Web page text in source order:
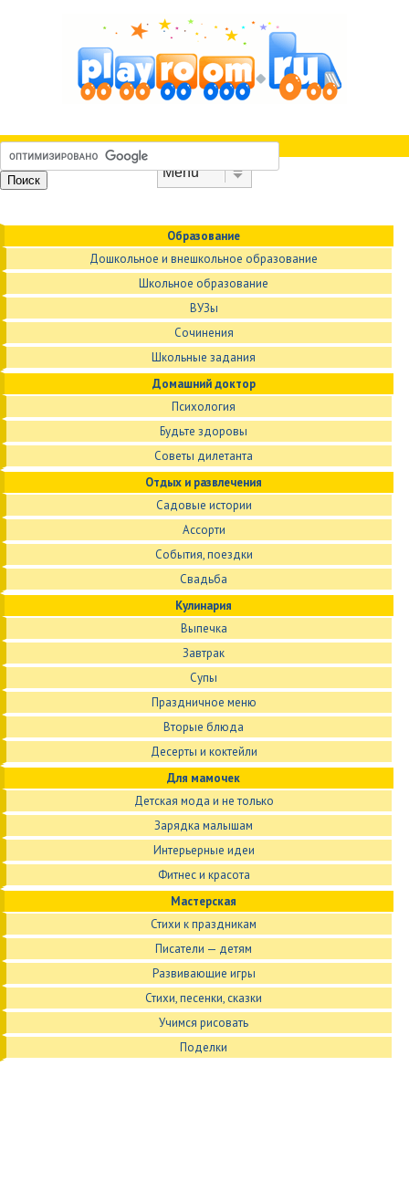
Образование
Дошкольное и внешкольное образование
Школьное образование
ВУЗы
Сочинения
Школьные задания
Домашний доктор
Психология
Будьте здоровы
Советы дилетанта
Отдых и развлечения
Садовые истории
Ассорти
События, поездки
Свадьба
Кулинария
Выпечка
Завтрак
Супы
Праздничное меню
Вторые блюда
Десерты и коктейли
Для мамочек
Детская мода и не только
Зарядка малышам
Интерьерные идеи
Фитнес и красота
Мастерская
Стихи к праздникам
Писатели — детям
Развивающие игры
Стихи, песенки, сказки
Учимся рисовать
Поделки